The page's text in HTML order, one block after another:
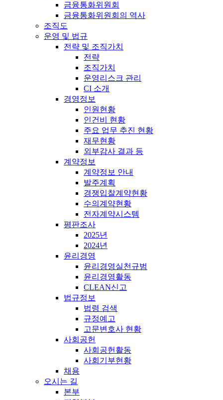
금융통화위원회
금융통화위원회의 역사
조직도
운영 및 법규
전략 및 조직가치
전략
조직가치
운영리스크 관리
CI 소개
경영정보
인원현황
인건비 현황
주요 업무 추진 현황
재무현황
외부감사 결과 등
계약정보
계약정보 안내
발주계획
경쟁입찰계약현황
수의계약현황
전자계약시스템
평판조사
2025년
2024년
윤리경영
윤리경영실천규범
윤리경영활동
CLEAN신고
법규정보
법령 검색
규정예고
고문변호사 현황
사회공헌
사회공헌활동
사회기부현황
채용
오시는 길
본부